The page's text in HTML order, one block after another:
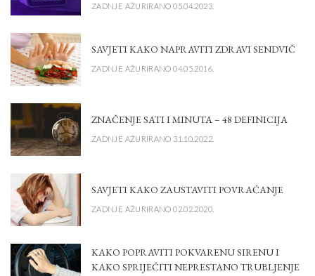
ZADNJE AŽURIRANO 05.04.2023.
SAVJETI KAKO NAPRAVITI ZDRAVI SENDVIČ
ZADNJE AŽURIRANO 04.05.2016.
ZNAČENJE SATI I MINUTA – 48 DEFINICIJA
ZADNJE AŽURIRANO 31.10.2022.
SAVJETI KAKO ZAUSTAVITI POVRAĆANJE
ZADNJE AŽURIRANO 02.02.2020.
KAKO POPRAVITI POKVARENU SIRENU I
KAKO SPRIJEČITI NEPRESTANO TRUBLJENJE